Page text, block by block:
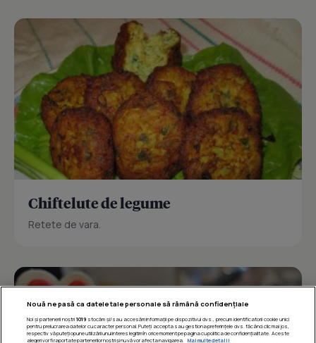
Chiftelute de legume
Retete de vara.
Nouă ne pasă ca datele tale personale să rămână confidențiale
Noi și partenerii noștri 1019stocăm și/sau accesăm informații pe dispozitivul dvs., precum identificatorii cookie unici
pentru prelucrarea datelor cu caracter personal. Puteți accepta sau gestiona preferințele dvs. făcând clic mai jos,
respectiv vă puteți opune utilizării unui interes legitim în orice moment pe pagina cu politica de confidențialitate. Aceste
alegeri vor fi raportate partenerilor noștri și nu vă vor afecta navigarea.
Mai multe detalii